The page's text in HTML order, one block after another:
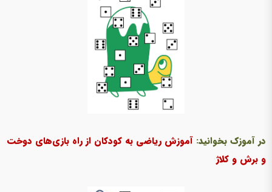
در آموزک بخوانید: آموزش ریاضی به کودکان از راه بازی‌های دوخت
و برش و کلاژ